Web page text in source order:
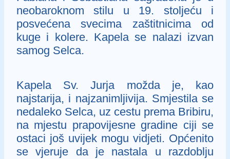
neobaroknom stilu u 19. stoljeću i
posvećena svecima zaštitnicima od
kuge i kolere. Kapela se nalazi izvan
samog Selca.
Kapela Sv. Jurja možda je, kao
najstarija, i najzanimljivija. Smjestila se
nedaleko Selca, uz cestu prema Bribiru,
na mjestu prapovijesne gradine ciji se
ostaci još uvijek mogu vidjeti. Općenito
se vjeruje da je nastala u razdoblju